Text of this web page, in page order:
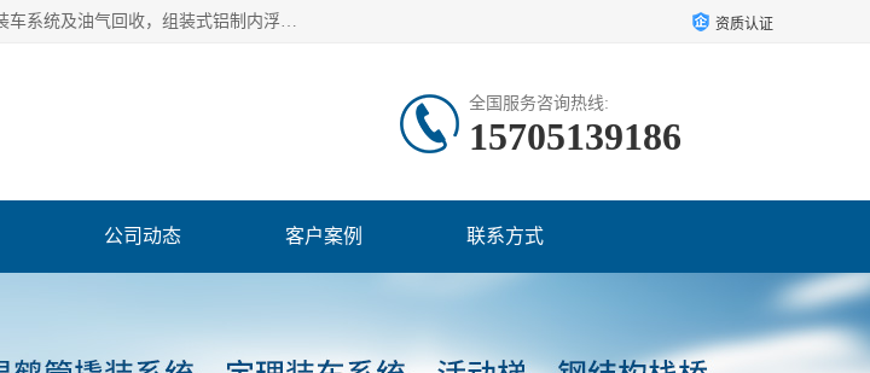
连云港爱德石化机械有限公司主要产品有：鹤管、旋转接头、密封圈、输油臂、储运定量装车系统及油气回收，组装式铝制内浮盘及油罐附件、钢结构栈桥/平台、活动梯、紧急脱离拉断阀等。完备的制造和检测手段以及高素质的员工确保了产品的质量。 资质认证
全国服务咨询热线:
15705139186
公司动态 客户案例 联系方式